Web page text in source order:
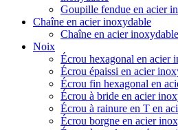
Goupille fendue en acier
Chaîne en acier inoxydable
Chaîne en acier inoxydable
Noix
Écrou hexagonal en acier
Écrou épaissi en acier
Écrou fin hexagonal en
Écrou à bride en acier
Écrou à rainure en T en
Écrou borgne en acier